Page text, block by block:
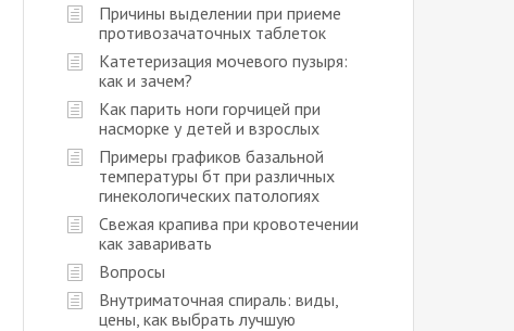
Причины выделении при приеме
противозачаточных таблеток
Катетеризация мочевого пузыря:
как и зачем?
Как парить ноги горчицей при
насморке у детей и взрослых
Примеры графиков базальной
температуры бт при различных
гинекологических патологиях
Свежая крапива при кровотечении
как заваривать
Вопросы
Внутриматочная спираль: виды,
цены, как выбрать лучшую